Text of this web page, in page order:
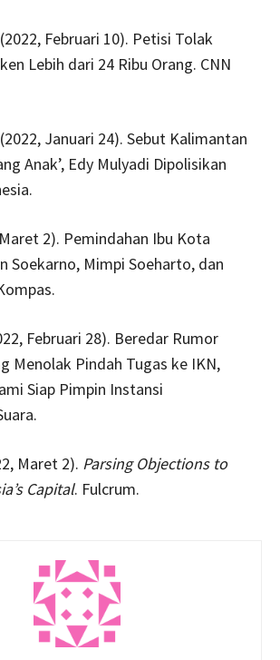
Februari 10). Petisi Tolak
Lebih dari 24 Ribu Orang. CNN
Januari 24). Sebut Kalimantan
Anak’, Edy Mulyadi Dipolisikan
2). Pemindahan Ibu Kota
Soekarno, Mimpi Soeharto, dan
Februari 28). Beredar Rumor
Menolak Pindah Tugas ke IKN,
Siap Pimpin Instansi
Maret 2). Parsing Objections to
Capital. Fulcrum.